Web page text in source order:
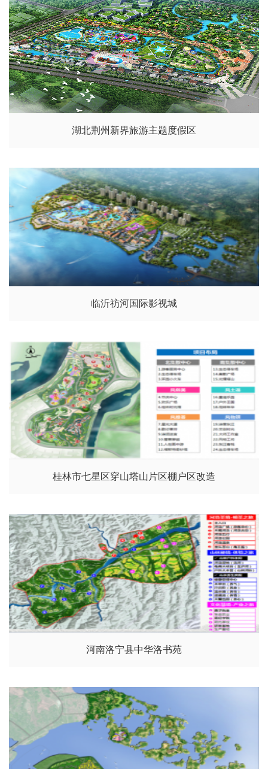
湖北荆州新界旅游主题度假区
临沂祊河国际影视城
桂林市七星区穿山塔山片区棚户区改造
河南洛宁县中华洛书苑